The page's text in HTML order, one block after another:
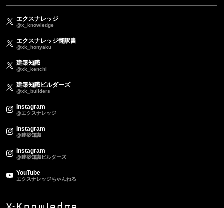
エクスナレッジ
@x_knowledge
エクスナレッジ翻訳書
@xk_honyaku
建築知識
@xk_kenchi
建築知識ビルダーズ
@xk_builders
Instagram
@エクスナレッジ
Instagram
@建築知識
Instagram
@建築知識ビルダーズ
YouTube
エクスナレッジちゃんねる